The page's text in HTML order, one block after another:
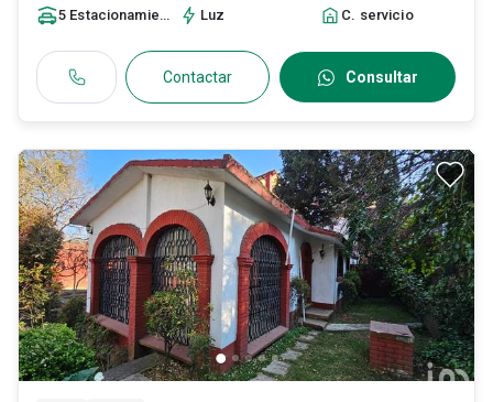
5 Estacionamiento s Luz C. servicio
Contactar Consultar